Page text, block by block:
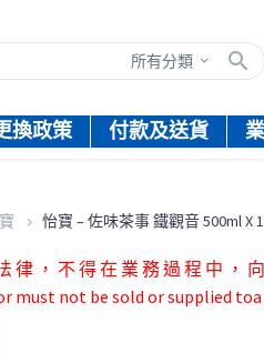
所有分類
換政策 付款及送貨
怡寶 – 佐味茶事 鐵觀音 500ml X
， 不 得 在 業 務 過 程 中 ，
not be sold or supplied toa